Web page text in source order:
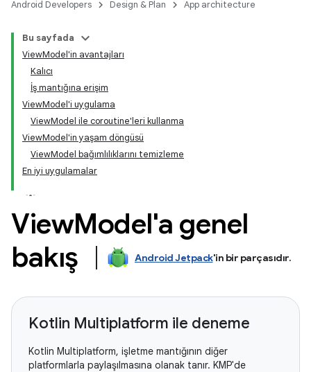
Android Developers Design & Plan App architecture
Bu sayfada
ViewModel'in avantajları
Kalıcı
İş mantığına erişim
ViewModel'i uygulama
ViewModel ile coroutine'leri kullanma
ViewModel'in yaşam döngüsü
ViewModel bağımlılıklarını temizleme
En iyi uygulamalar
ViewModel'a genel
bakış
Android Jetpack'in bir parçasıdır.
Kotlin Multiplatform ile deneme
Kotlin Multiplatform, işletme mantığının diğer
platformlarla paylaşılmasına olanak tanır. KMP'de